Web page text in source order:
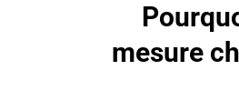
mesure